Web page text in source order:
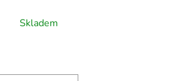
Skladem